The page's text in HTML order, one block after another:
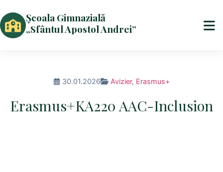
Școala Gimnazială
„Sfântul Apostol Andrei”
30.01.2026 Avizier, Erasmus+
Erasmus+KA220 AAC-Inclusion